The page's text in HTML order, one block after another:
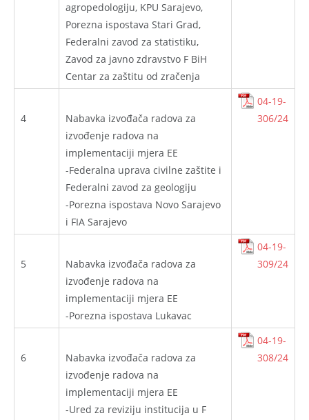
agropedologiju, KPU Sarajevo,
Porezna ispostava Stari Grad,
Federalni zavod za statistiku,
Zavod za javno zdravstvo F BiH
Centar za zaštitu od zračenja
4
Nabavka izvođača radova za
izvođenje radova na
implementaciji mjera EE
-Federalna uprava civilne zaštite i
Federalni zavod za geologiju
-Porezna ispostava Novo Sarajevo
i FIA Sarajevo
04-19-
306/24
5
Nabavka izvođača radova za
izvođenje radova na
implementaciji mjera EE
-Porezna ispostava Lukavac
04-19-
309/24
6
Nabavka izvođača radova za
izvođenje radova na
implementaciji mjera EE
-Ured za reviziju institucija u F
04-19-
308/24